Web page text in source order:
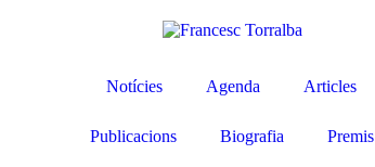
Notícies Agenda Articles
Publicacions Biografia Premis